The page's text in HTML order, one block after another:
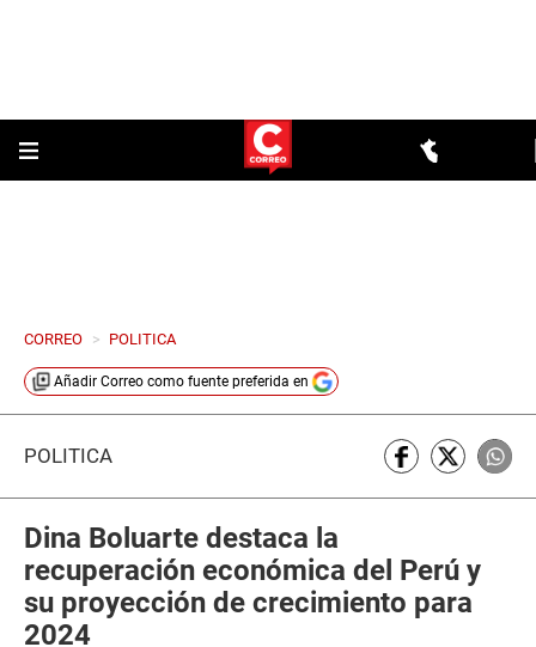
CORREO > POLITICA
Añadir Correo como fuente preferida en
POLÍTICA
Dina Boluarte destaca la
recuperación económica del Perú y
su proyección de crecimiento para
2024